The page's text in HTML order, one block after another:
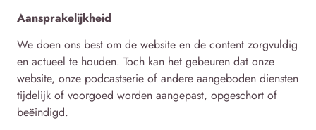
Aansprakelijkheid
We doen ons best om de website en de content zorgvuldig
en actueel te houden. Toch kan het gebeuren dat onze
website, onze podcastserie of andere aangeboden diensten
tijdelijk of voorgoed worden aangepast, opgeschort of
beëindigd.